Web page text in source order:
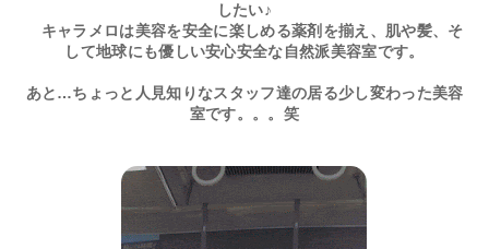
したい♪
キャラメロは美容を安全に楽しめる薬剤を揃え、肌や髪、そ
して地球にも優しい安心安全な自然派美容室です。
あと…ちょっと人見知りなスタッフ達の居る少し変わった美容
室です。。。笑